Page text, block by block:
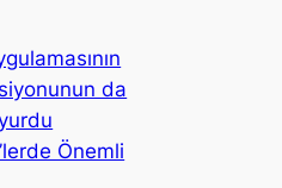
da
Önemli